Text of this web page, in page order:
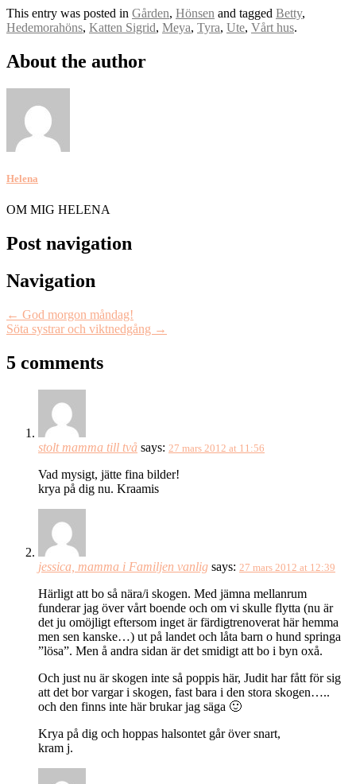
This entry was posted in Gården, Hönsen and tagged Betty,
Hedemorahöns, Katten Sigrid, Meya, Tyra, Ute, Vårt hus.
About the author
Helena
OM MIG HELENA
Post navigation
Navigation
← God morgon måndag!
Söta systrar och viktnedgång →
5 comments
stolt mamma till två says: 27 mars 2012 at 11:56
Vad mysigt, jätte fina bilder!
krya på dig nu. Kraamis
jessica, mamma i Familjen vanlig says: 27 mars 2012 at 12:39
Härligt att bo så nära/i skogen. Med jämna mellanrum
funderar jag över vårt boende och om vi skulle flytta (nu är
det ju omöjligt eftersom inget är färdigtrenoverat här hemma
men sen kanske…) ut på landet och låta barn o hund springa
”lösa”. Men å andra sidan är det smidigt att bo i byn oxå.
Och just nu är skogen inte så poppis här, Judit har fått för sig
att det bor vargar i skogen, fast bara i den stora skogen…..
och den finns inte här brukar jag säga 🙂
Krya på dig och hoppas halsontet går över snart,
kram j.